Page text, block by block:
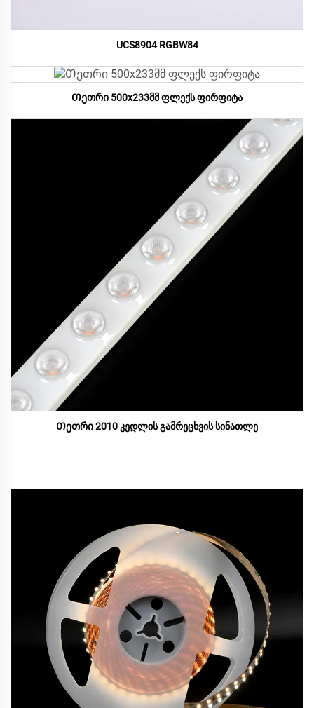
UCS8904 RGBW84
Თეთრი 500x233მმ ფლექს ფირფიტა
Თეთრი 2010 კედლის გამრეცხვის სინათლე